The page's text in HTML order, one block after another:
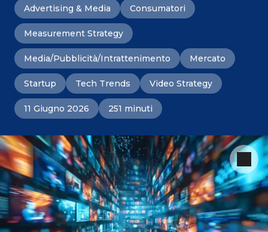
Advertising & Media Consumatori
Measurement Strategy
Media/Pubblicità/Intrattenimento Mercato
Startup Tech Trends Video Strategy
11 Giugno 2026 251 minuti